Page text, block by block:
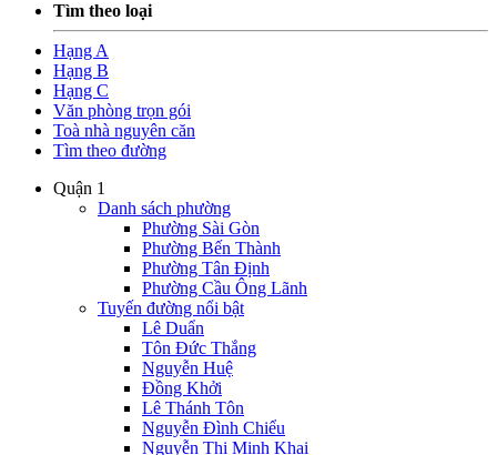
Tìm theo loại
Hạng A
Hạng B
Hạng C
Văn phòng trọn gói
Toà nhà nguyên căn
Tìm theo đường
Quận 1
Danh sách phường
Phường Sài Gòn
Phường Bến Thành
Phường Tân Định
Phường Cầu Ông Lãnh
Tuyến đường nổi bật
Lê Duẩn
Tôn Đức Thắng
Nguyễn Huệ
Đồng Khởi
Lê Thánh Tôn
Nguyễn Đình Chiểu
Nguyễn Thị Minh Khai